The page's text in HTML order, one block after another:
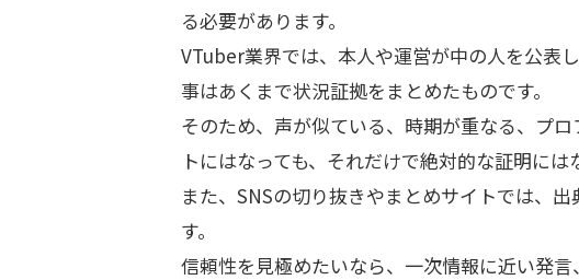
る必要があります。
VTuber業界では、本人や運営が中の人を公表
事はあくまで状況証拠をまとめたものです。
そのため、声が似ている、時期が重なる、プ
トにはなっても、それだけで絶対的な証明には
また、SNSの切り抜きやまとめサイトでは、
す。
信頼性を見極めたいなら、一次情報に近い発